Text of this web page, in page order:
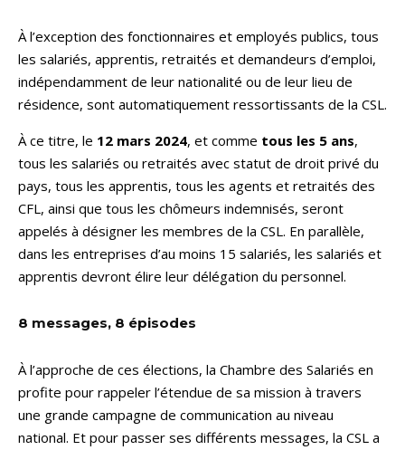
À l’exception des fonctionnaires et employés publics, tous
les salariés, apprentis, retraités et demandeurs d’emploi,
indépendamment de leur nationalité ou de leur lieu de
résidence, sont automatiquement ressortissants de la CSL.
À ce titre, le 12 mars 2024, et comme tous les 5 ans,
tous les salariés ou retraités avec statut de droit privé du
pays, tous les apprentis, tous les agents et retraités des
CFL, ainsi que tous les chômeurs indemnisés, seront
appelés à désigner les membres de la CSL. En parallèle,
dans les entreprises d’au moins 15 salariés, les salariés et
apprentis devront élire leur délégation du personnel.
8 messages, 8 épisodes
À l’approche de ces élections, la Chambre des Salariés en
profite pour rappeler l’étendue de sa mission à travers
une grande campagne de communication au niveau
national. Et pour passer ses différents messages, la CSL a